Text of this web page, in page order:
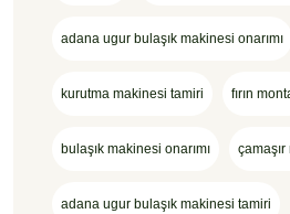
adana ugur bulaşık makinesi onarımı
kurutma makinesi tamiri fırın
bulaşık makinesi onarımı çamaşır
adana ugur bulaşık makinesi tamiri